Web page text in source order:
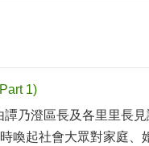
1)
乃澄區長及各里里長
喚起社會大眾對家庭